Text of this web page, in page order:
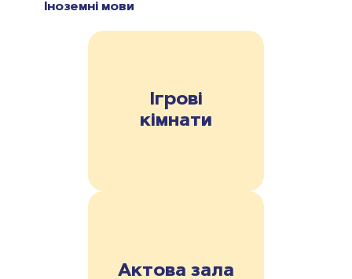
Іноземні мови
Ігрові
кімнати
Актова зала